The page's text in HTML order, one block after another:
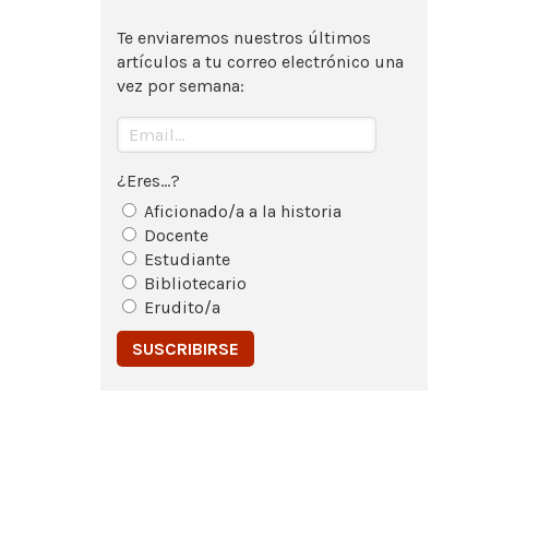
Te enviaremos nuestros últimos
artículos a tu correo electrónico una
vez por semana:
¿Eres...?
Aficionado/a a la historia
Docente
Estudiante
Bibliotecario
Erudito/a